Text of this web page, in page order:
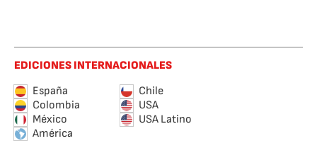
EDICIONES INTERNACIONALES
España
Chile
Colombia
USA
México
USA Latino
América